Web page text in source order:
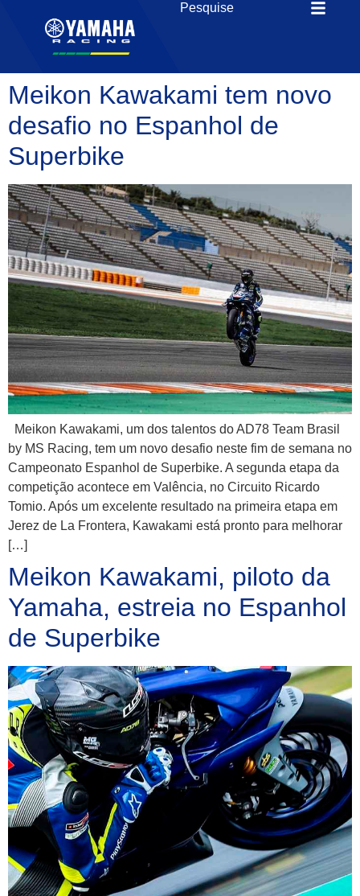
Meikon Kawakami tem novo
desafio no Espanhol de
Superbike
Meikon Kawakami, um dos talentos do AD78 Team Brasil
by MS Racing, tem um novo desafio neste fim de semana no
Campeonato Espanhol de Superbike. A segunda etapa da
competição acontece em Valência, no Circuito Ricardo
Tomio. Após um excelente resultado na primeira etapa em
Jerez de La Frontera, Kawakami está pronto para melhorar
[…]
Meikon Kawakami, piloto da
Yamaha, estreia no Espanhol
de Superbike